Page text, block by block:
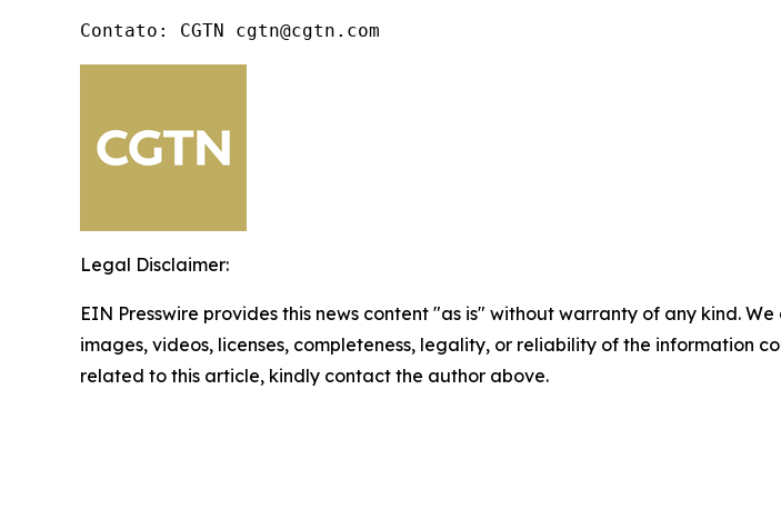
Contato: CGTN cgtn@cgtn.com
Legal Disclaimer:
EIN Presswire provides this news content "as is" without warranty of any kind.
images, videos, licenses, completeness, legality, or reliability of the information
related to this article, kindly contact the author above.